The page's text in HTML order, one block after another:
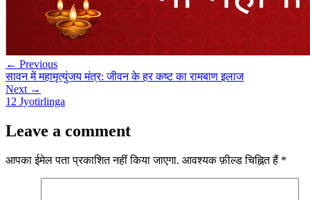
← Previous
सावन में महामृत्युंजय मंत्र: जीवन के हर कष्ट का रामबाण इलाज
Next →
12 Jyotirlinga
Leave a comment
आपका ईमेल पता प्रकाशित नहीं किया जाएगा. आवश्यक फ़ील्ड चिह्नित हैं *